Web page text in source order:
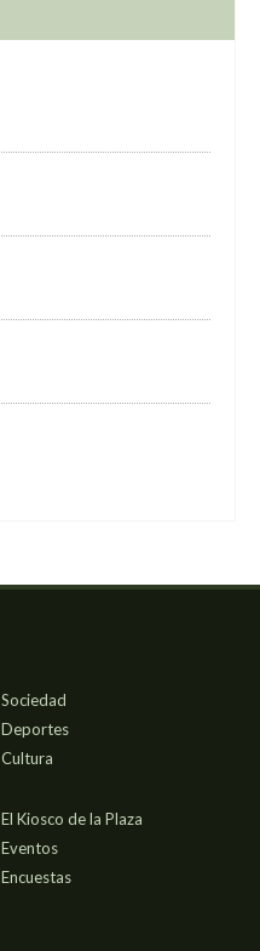
Sociedad
Deportes
Cultura
El Kiosco de la Plaza
Eventos
Encuestas